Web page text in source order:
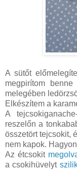
A sütőt
megpirítom
melegében
Elkészítem a
A
reszelőn a
összetört tejcsokit,
nem kapok.
Az étcsokit
a csokihüvelyt